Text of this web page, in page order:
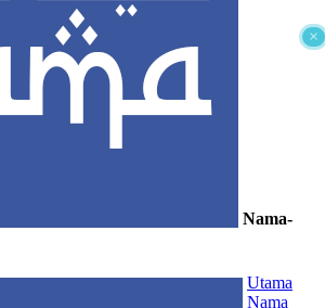
×
Nama-
Utama
Nama